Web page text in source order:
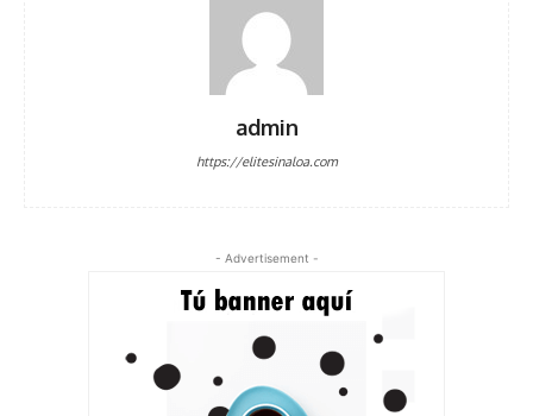
admin
https://elitesinaloa.com
- Advertisement -